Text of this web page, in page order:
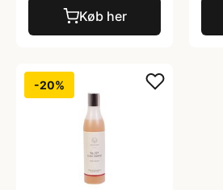
Køb her
-20%